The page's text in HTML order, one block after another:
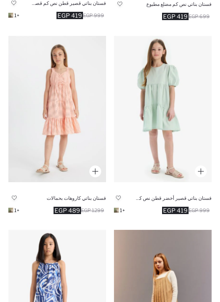
فستان بناتي نص كم مضلع مطبوع
419 EGP 699 EGP
419 EGP 999 EGP
+1
فستان بناتي قصير أخضر قطن نص كم قصة عادية
419 EGP 999 EGP
+1
فستان بناتي كاروهات بحمالات
489 EGP 1299 EGP
+1